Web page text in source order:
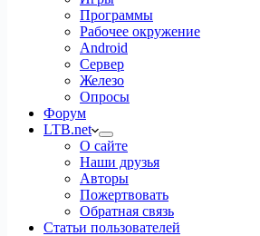
Программы
Рабочее окружение
Android
Сервер
Железо
Опросы
Форум
LTB.net
О сайте
Наши друзья
Авторы
Пожертвовать
Обратная связь
Статьи пользователей